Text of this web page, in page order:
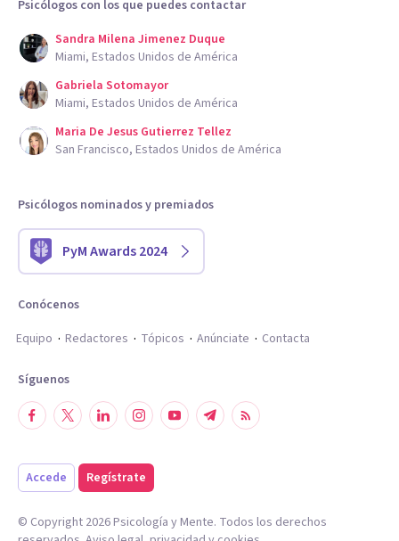
Psicólogos con los que puedes contactar
Sandra Milena Jimenez Duque
Miami, Estados Unidos de América
Gabriela Sotomayor
Miami, Estados Unidos de América
Maria De Jesus Gutierrez Tellez
San Francisco, Estados Unidos de América
Psicólogos nominados y premiados
PyM Awards 2024
Conócenos
Equipo
Redactores Tópicos Anúnciate Contacta
Síguenos
Accede Regístrate
© Copyright 2026Psicología y Mente. Todos los derechos